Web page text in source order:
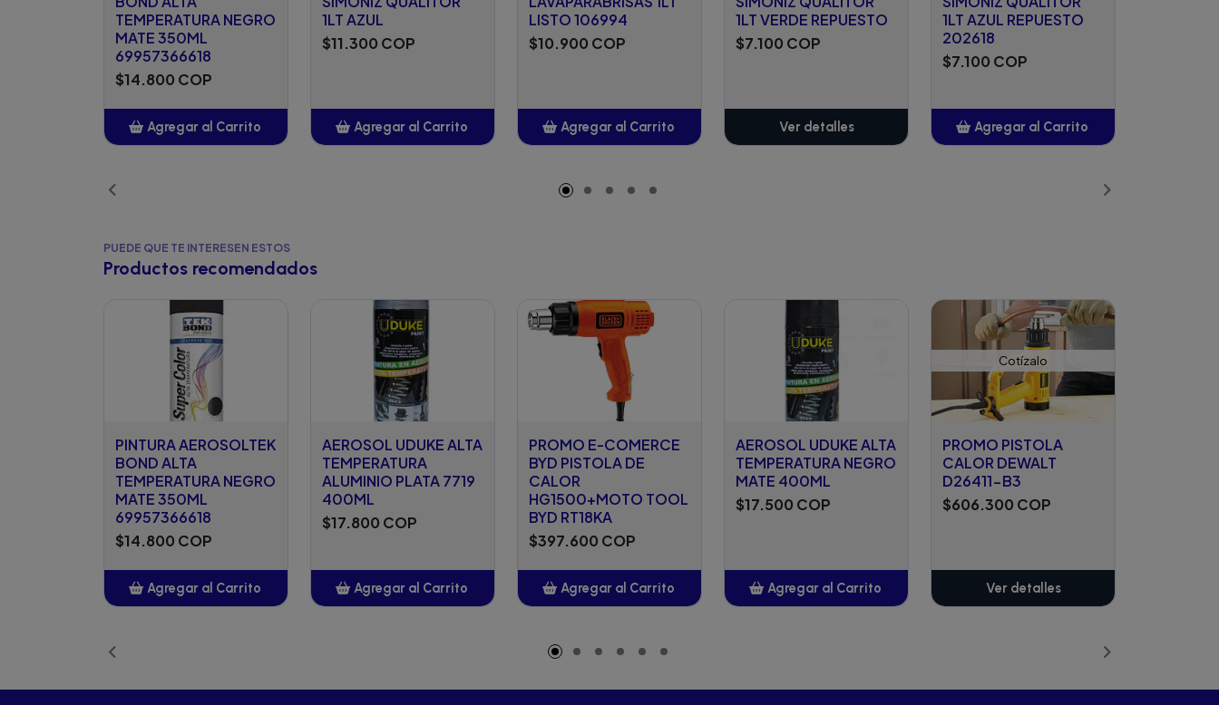
TEMPERATURA NEGRO
MATE 350ML
69957366618
$14.800 COP
Agregar al Carrito
1LT AZUL
$11.300 COP
Agregar al Carrito
LISTO 106994
$10.900 COP
Agregar al Carrito
1LT VERDE REPUESTO
$7.100 COP
Ver detalles
1LT AZUL REPUESTO
202618
$7.100 COP
Agregar al Carrito
PUEDE QUE TE INTERESEN ESTOS
Productos recomendados
PINTURA AEROSOLTEK
BOND ALTA
TEMPERATURA NEGRO
MATE 350ML
69957366618
$14.800 COP
Agregar al Carrito
AEROSOL UDUKE ALTA
TEMPERATURA
ALUMINIO PLATA 7719
400ML
$17.800 COP
Agregar al Carrito
PROMO E-COMERCE
BYD PISTOLA DE
CALOR
HG1500+MOTO TOOL
BYD RT18KA
$397.600 COP
Agregar al Carrito
AEROSOL UDUKE ALTA
TEMPERATURA NEGRO
MATE 400ML
$17.500 COP
Agregar al Carrito
Cotízalo
PROMO PISTOLA
CALOR DEWALT
D26411-B3
$606.300 COP
Ver detalles